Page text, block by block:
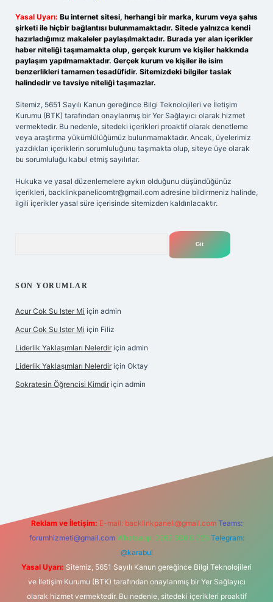
Yasal Uyarı: Bu internet sitesi, herhangi bir marka, kurum veya şahıs
şirketi ile hiçbir bağlantısı bulunmamaktadır. Sitede yalnızca kendi
hazırladığımız makaleler paylaşılmaktadır. Burada yer alan içerikler
haber niteliği taşımamakta olup, gerçek kurum ve kişiler hakkında
paylaşım yapılmamaktadır. Gerçek kurum ve kişiler ile isim
benzerlikleri tamamen tesadüfidir. Sitemizdeki bilgiler taslak
halindedir ve tavsiye niteliği taşımazlar.
Sitemiz, 5651 Sayılı Kanun gereğince Bilgi Teknolojileri ve İletişim
Kurumu (BTK) tarafından onaylanmış bir Yer Sağlayıcı olarak hizmet
vermektedir. Bu nedenle, sitedeki içerikleri proaktif olarak denetleme
veya araştırma yükümlülüğümüz bulunmamaktadır. Ancak, üyelerimiz
yazdıkları içeriklerin sorumluluğunu taşımakta olup, siteye üye olarak
bu sorumluluğu kabul etmiş sayılırlar.
Hukuka ve yasal düzenlemelere aykırı olduğunu düşündüğünüz
içerikleri, backlinkpanelicomtr@gmail.com adresine bildirmeniz halinde,
ilgili içerikler yasal süre içerisinde sitemizden kaldırılacaktır.
SON YORUMLAR
Acur Cok Su Ister Mi için admin
Acur Cok Su Ister Mi için Filiz
Liderlik Yaklaşımları Nelerdir için admin
Liderlik Yaklaşımları Nelerdir için Oktay
Sokratesin Öğrencisi Kimdir için admin
Reklam ve İletişim: E-mail: backlinkpaneli@gmail.com Teams:
forumhizmeti@gmail.com Whatsapp: 0262 606 0 726 Telegram:
@karabul
Yasal Uyarı: Sitemiz, 5651 Sayılı Kanun gereğince Bilgi Teknolojileri
ve İletişim Kurumu (BTK) tarafından onaylanmış bir Yer Sağlayıcı
olarak hizmet vermektedir. Bu nedenle, sitedeki içerikleri proaktif